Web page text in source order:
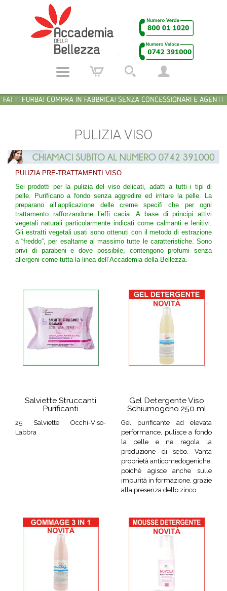
PULIZIA VISO
PULIZIA PRE-TRATTAMENTI VISO
Sei prodotti per la pulizia del viso delicati, adatti a tutti i tipi di
pelle. Purificano a fondo senza aggredire ed irritare la pelle. La
preparano all’applicazione delle creme specifi che per ogni
trattamento rafforzandone l’effi cacia. A base di principi attivi
vegetali naturali particolarmente indicati come calmanti e lenitivi.
Gli estratti vegetali usati sono ottenuti con il metodo di estrazione
a “freddo”, per esaltarne al massimo tutte le caratteristiche. Sono
privi di parabeni e dove possibile, contengono profumi senza
allergeni come tutta la linea dell’Accademia della Bellezza.
Salviette Struccanti
Purificanti
25 Salviette Occhi-Viso-
Labbra
Gel Detergente Viso
Schiumogeno 250 ml
Gel purificante ad elevata
performance, pulisce a fondo
la pelle e ne regola la
produzione di sebo. Vanta
proprietà anticomedogeniche,
poichè agisce anche sulle
impurità in formazione, grazie
alla presenza dello zinco